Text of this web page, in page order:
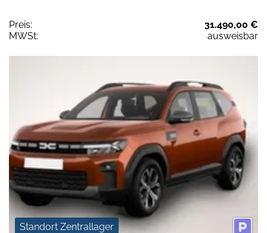
Preis:
31.490,00 €
MWSt:
ausweisbar
Standort Zentrallager